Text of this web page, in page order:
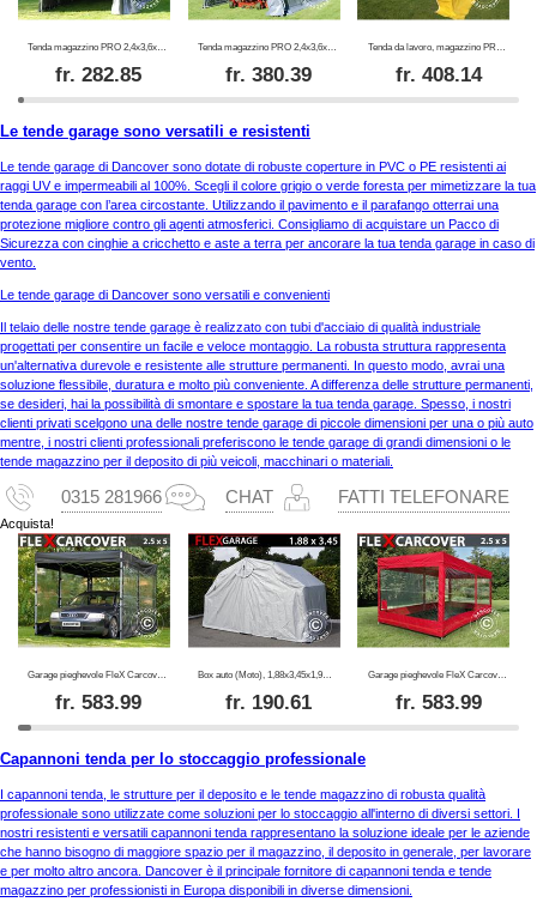
fr.282.85 fr. 380.39
Tenda da lavoro, magazzino PRO 2x3x2m, PVC, Bianco/Giallo, Ritardante di fiamma
fr. 408.14
Le tende garage sono versatili e resistenti
Le tende garage di Dancover sono dotate di robuste coperture in PVC o PE resistenti ai
raggi UV e impermeabili al 100%. Scegli il colore grigio o verde foresta per mimetizzare la tua
tenda garage con l’area circostante. Utilizzando il pavimento e il parafango otterrai una
protezione migliore contro gli agenti atmosferici. Consigliamo di acquistare un Pacco di
Sicurezza con cinghie a cricchetto e aste a terra per ancorare la tua tenda garage in caso di
vento.
Le tende garage di Dancover sono versatili e convenienti
Il telaio delle nostre tende garage è realizzato con tubi d'acciaio di qualità industriale
progettati per consentire un facile e veloce montaggio. La robusta struttura rappresenta
un'alternativa durevole e resistente alle strutture permanenti. In questo modo, avrai una
soluzione flessibile, duratura e molto più conveniente. A differenza delle strutture permanenti,
se desideri, hai la possibilità di smontare e spostare la tua tenda garage. Spesso, i nostri
clienti privati scelgono una delle nostre tende garage di piccole dimensioni per una o più auto
mentre, i nostri clienti professionali preferiscono le tende garage di grandi dimensioni o le
tende magazzino per il deposito di più veicoli, macchinari o materiali.
0315 281966 CHAT FATTI TELEFONARE
Acquista!
fr.583.99 fr. 190.61
Garage pieghevole FleX Carcover, 2,5x5m, Rosso
fr. 583.99
Capannoni tenda per lo stoccaggio professionale
I capannoni tenda, le strutture per il deposito e le tende magazzino di robusta qualità
professionale sono utilizzate come soluzioni per lo stoccaggio all'interno di diversi settori. I
nostri resistenti e versatili capannoni tenda rappresentano la soluzione ideale per le aziende
che hanno bisogno di maggiore spazio per il magazzino, il deposito in generale, per lavorare
e per molto altro ancora. Dancover è il principale fornitore di capannoni tenda e tende
magazzino per professionisti in Europa disponibili in diverse dimensioni.